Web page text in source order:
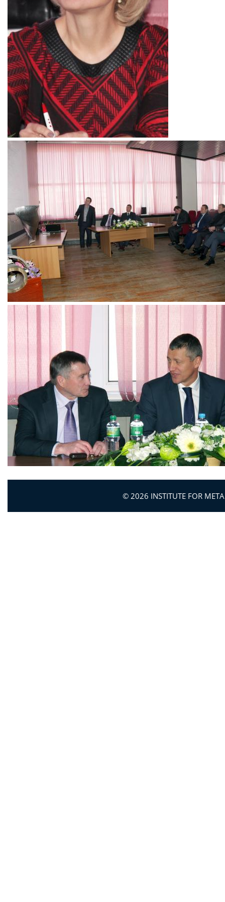
© 2026 INSTITUTE FOR